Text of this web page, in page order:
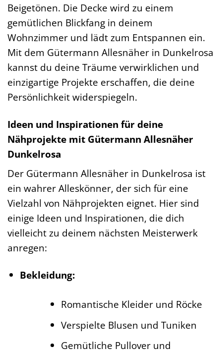
Beigetönen. Die Decke wird zu einem
gemütlichen Blickfang in deinem
Wohnzimmer und lädt zum Entspannen ein.
Mit dem Gütermann Allesnäher in Dunkelrosa
kannst du deine Träume verwirklichen und
einzigartige Projekte erschaffen, die deine
Persönlichkeit widerspiegeln.
Ideen und Inspirationen für deine
Nähprojekte mit Gütermann Allesnäher
Dunkelrosa
Der Gütermann Allesnäher in Dunkelrosa ist
ein wahrer Alleskönner, der sich für eine
Vielzahl von Nähprojekten eignet. Hier sind
einige Ideen und Inspirationen, die dich
vielleicht zu deinem nächsten Meisterwerk
anregen:
Bekleidung:
Romantische Kleider und Röcke
Verspielte Blusen und Tuniken
Gemütliche Pullover und